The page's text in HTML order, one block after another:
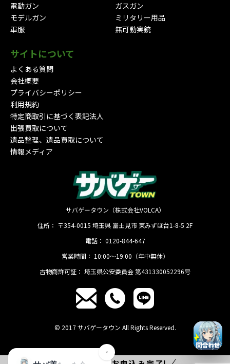
電動ガン
ガスガン
モデルガン
ミリタリー用品
軍服
無可動実銃
サイトについて
よくある質問
会社概要
プライバシーポリシー
利用規約
特定商取引に基づく表記法人
出張買取について
遺品整理、遺品買取について
情報メディア
サバゲータウン（株式会社VOLCA）
住所： 〒354-0015 埼玉県 富士見市 東みずほ台1-8-5 2F
電話： 0120-844-647
営業時間： 10:00〜19:00（年中無休）
古物商許可証： 埼玉県公安委員会 第431330052296号
© 2017 サバゲータウン All Rights Reserved.